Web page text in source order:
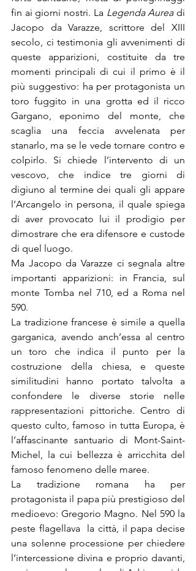
fin ai giorni nostri. La Legenda Aurea di
Jacopo da Varazze, scrittore del XIII
secolo, ci testimonia gli avvenimenti di
queste apparizioni, costituite da tre
momenti principali di cui il primo è il
più suggestivo: ha per protagonista un
toro fuggito in una grotta ed il ricco
Gargano, eponimo del monte, che
scaglia una feccia avvelenata per
stanarlo, ma se le vede tornare contro e
colpirlo. Si chiede l’intervento di un
vescovo, che indice tre giorni di
digiuno al termine dei quali gli appare
l’Arcangelo in persona, il quale spiega
di aver provocato lui il prodigio per
dimostrare che era difensore e custode
di quel luogo.
Ma Jacopo da Varazze ci segnala altre
importanti apparizioni: in Francia, sul
monte Tomba nel 710, ed a Roma nel
590.
La tradizione francese è simile a quella
garganica, avendo anch’essa al centro
un toro che indica il punto per la
costruzione della chiesa, e queste
similitudini hanno portato talvolta a
confondere le diverse storie nelle
rappresentazioni pittoriche. Centro di
questo culto, famoso in tutta Europa, è
l’affascinante santuario di Mont-Saint-
Michel, la cui bellezza è arricchita del
famoso fenomeno delle maree.
La tradizione romana ha per
protagonista il papa più prestigioso del
medioevo: Gregorio Magno. Nel 590 la
peste flagellava  la città, il papa decise
una solenne processione per chiedere
l’intercessione divina e proprio davanti,